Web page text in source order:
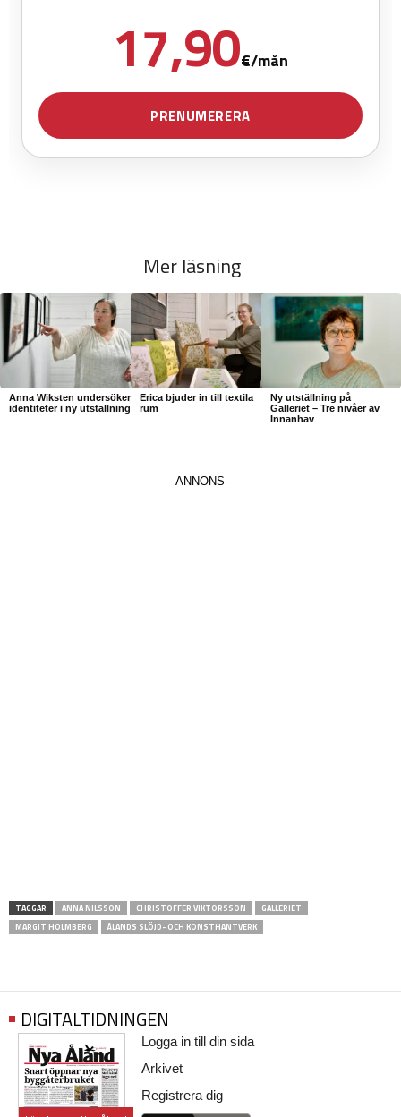
Mer läsning
Anna Wiksten undersöker
identiteter i ny utställning
Erica bjuder in till textila
rum
Ny utställning på
Galleriet – Tre nivåer av
Innanhav
TAGGAR ANNA NILSSON CHRISTOFFER VIKTORSSON
GALLERIET
MARGIT HOLMBERG
ÅLANDS SLÖJD- OCH KONSTHANTVERK
DIGITALTIDNINGEN
Logga in till din sida
Arkivet
Registrera dig